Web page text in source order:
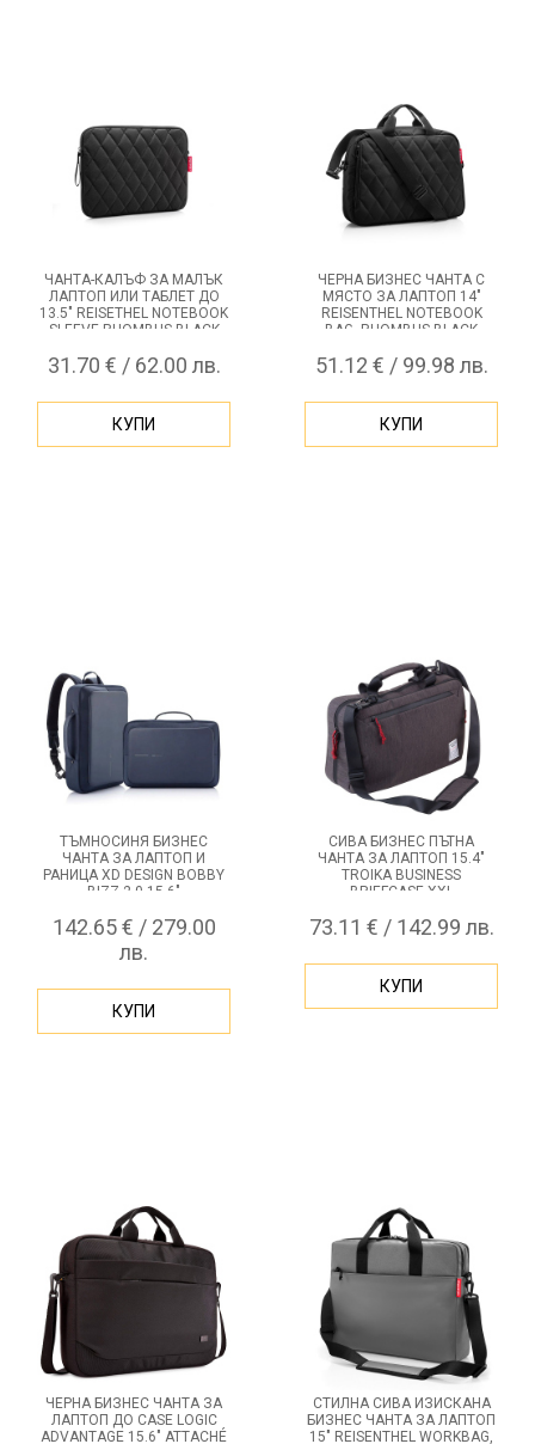
ЧАНТА-КАЛЪФ ЗА МАЛЪК
ЛАПТОП ИЛИ ТАБЛЕТ ДО
13.5" REISETHEL NOTEBOOK
SLEEVE RHOMBUS BLACK
31.70 € / 62.00 лв.
КУПИ
ЧЕРНА БИЗНЕС ЧАНТА С
МЯСТО ЗА ЛАПТОП 14"
REISENTHEL NOTEBOOK
BAG, RHOMBUS BLACK
51.12 € / 99.98 лв.
КУПИ
ТЪМНОСИНЯ БИЗНЕС
ЧАНТА ЗА ЛАПТОП И
РАНИЦА XD DESIGN BOBBY
BIZZ 2.0 15.6"
142.65 € / 279.00
лв.
КУПИ
СИВА БИЗНЕС ПЪТНА
ЧАНТА ЗА ЛАПТОП 15.4"
TROIKA BUSINESS
BRIEFCASE XXL
73.11 € / 142.99 лв.
КУПИ
ЧЕРНА БИЗНЕС ЧАНТА ЗА
ЛАПТОП ДО CASE LOGIC
ADVANTAGE 15.6" ATTACHÉ
СТИЛНА СИВА ИЗИСКАНА
БИЗНЕС ЧАНТА ЗА ЛАПТОП
15" REISENTHEL WORKBAG,